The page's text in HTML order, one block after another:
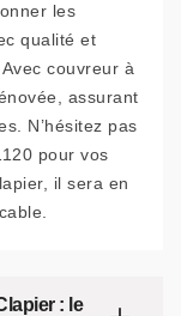
les
qualité et
couvreur à
assurant
N’hésitez pas
pour vos
il sera en
: le